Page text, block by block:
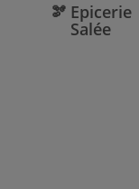
🫘 Epicerie
Salée